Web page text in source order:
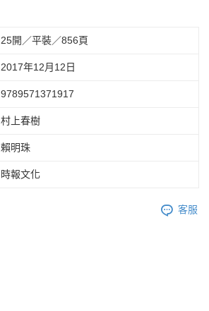
25開／平裝／856頁
2017年12月12日
9789571371917
村上春樹
賴明珠
時報文化
客服